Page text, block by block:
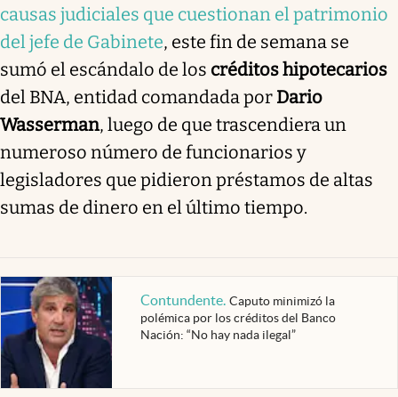
causas judiciales que cuestionan el patrimonio
del jefe de Gabinete, este fin de semana se
sumó el escándalo de los créditos hipotecarios
del BNA, entidad comandada por Dario
Wasserman, luego de que trascendiera un
numeroso número de funcionarios y
legisladores que pidieron préstamos de altas
sumas de dinero en el último tiempo.
Contundente. Caputo minimizó la
polémica por los créditos del Banco
Nación: “No hay nada ilegal”